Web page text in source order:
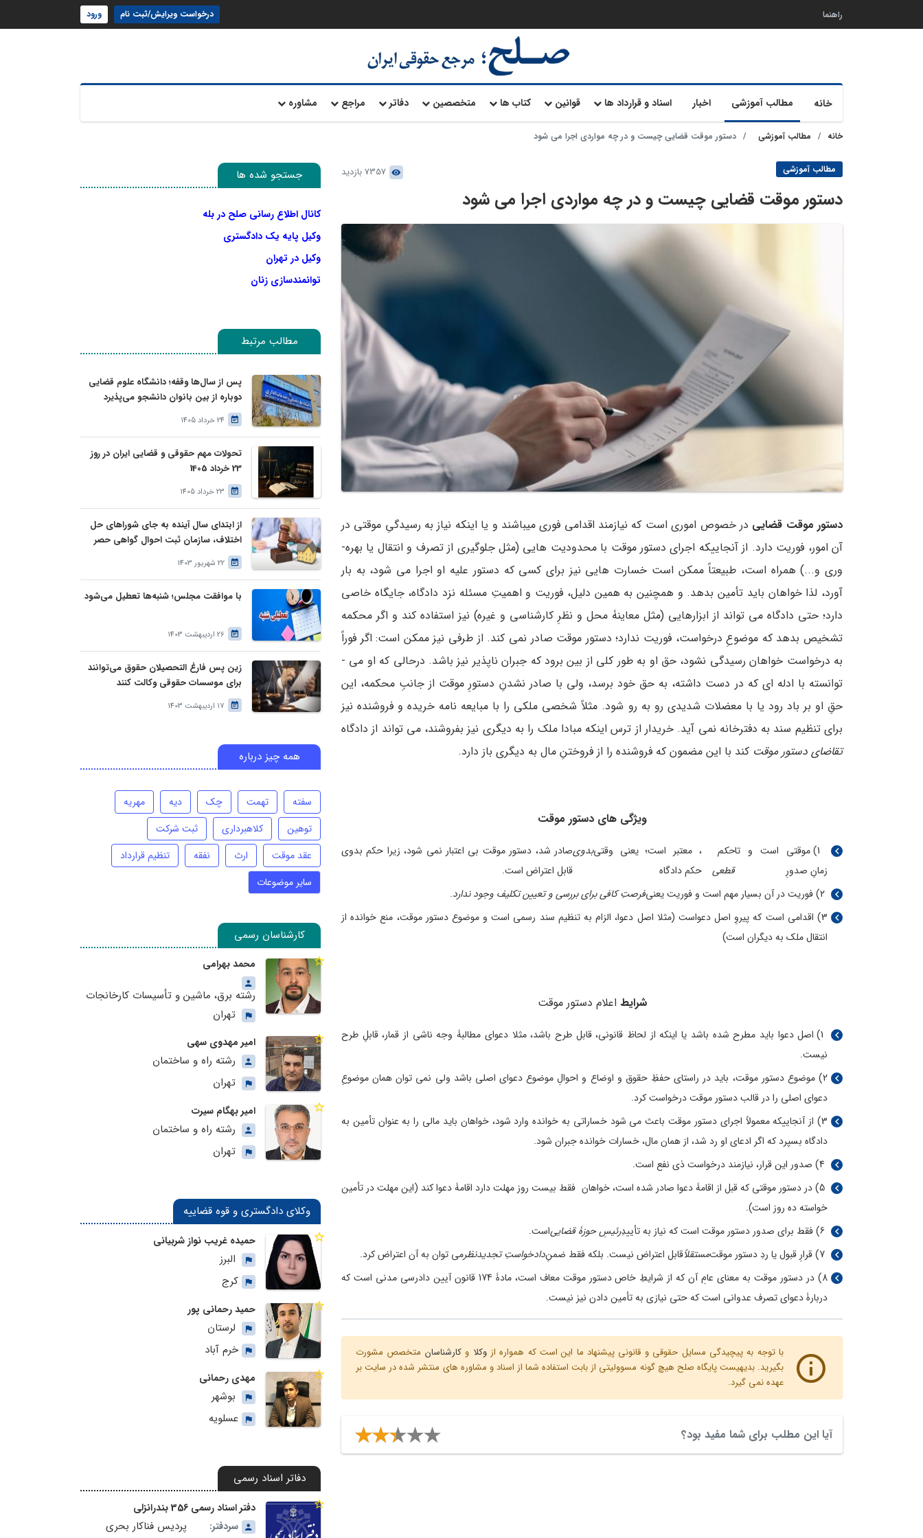
راهنما درخواست ویرایش/ثبت نام ورود
خانه مطالب آموزشی اخبار اسناد و قرارداد ها قوانین کتاب ها متخصصین دفاتر مراجع مشاوره
خانه مطالب آموزشی دستور موقت قضایی چیست و در چه مواردی اجرا می شود
مطالب آموزشی 7357 بازدید
دستور موقت قضایی چیست و در چه مواردی اجرا می شود
دستور موقت قضایی در خصوص اموری است که نیازمند اقدامی فوری میباشند و یا اینکه نیاز به رسیدگیِ موقتی در
آن امور، فوریت دارد. از آنجاییکه اجرای دستور موقت با محدودیت هایی (مثل جلوگیری از تصرف و انتقال یا بهره­
وری و...) همراه است، طبیعتاً ممکن است خسارت هایی نیز برای کسی که دستور علیه او اجرا می­ شود، به بار
آورد، لذا خواهان باید تأمین بدهد. و همچنین به همین دلیل، فوریت و اهمیتِ مسئله نزد دادگاه، جایگاه خاصی
دارد؛ حتی دادگاه می ­تواند از ابزارهایی (مثل معاینۀ محل و نظرِ کارشناسی و غیره) نیز استفاده کند و اگر محکمه
تشخیص بدهد که موضوعِ درخواست، فوریت ندارد؛ دستور موقت صادر نمی­ کند. از طرفی نیز ممکن است: اگر فوراً
به درخواست خواهان رسیدگی نشود، حق او به طور کلی از بین برود که جبران ناپذیر نیز باشد. درحالی که او می ­
توانسته با ادله­ ای که در دست داشته، به حق خود برسد، ولی با صادر نشدنِ دستورِ موقت از جانبِ محکمه، این
حقِ او بر باد رود یا با معضلات شدیدی رو به ­رو شود. مثلاً شخصی ملکی را با مبایعه ­نامه خریده و فروشنده نیز
برای تنظیم سند به دفترخانه نمی­ آید. خریدار از ترس اینکه مبادا ملک را به دیگری نیز بفروشند، می ­تواند از دادگاه
تقاضای دستور موقت کند با این مضمون که فروشنده را از فروختنِ مال به دیگری باز دارد.
ویژگی های دستور موقت
1) موقتی است و تا
زمانِ صدورِ
حکم
قطعی
، معتبر است؛ یعنی وقتی
حکم دادگاه
بدویصادر شد، دستور موقت بی اعتبار نمی ­شود، زیرا حکم بدوی
قابل اعتراض است.
فرصتِ کافی برای بررسی و تعیین تکلیف وجود ندارد.
3) اقدامی است که پیروِ اصل دعواست (مثلا اصل دعوا، الزام به تنظیم سند رسمی است و موضوع دستور موقت، منع خوانده از
انتقال ملک به دیگران است)
شرایط اعلام دستور موقت
1) اصل دعوا باید مطرح شده باشد یا اینکه از لحاظ قانونی، قابل طرح باشد، مثلا دعوای مطالبۀ وجه ناشی از قمار، قابلِ طرح
نیست.
2) موضوع دستور موقت، باید در راستای حفظِ حقوق و اوضاع و احوالِ موضوع دعوای اصلی باشد ولی نمی ­توان همان موضوعِ
دعوای اصلی را در قالب دستور موقت درخواست کرد.
3) از آنجاییکه معمولاً اجرای دستور موقت باعث می­ شود خساراتی به خوانده وارد شود، خواهان باید مالی را به عنوان تأمین به
دادگاه بسپرد که اگر ادعای او رد شد، از همان مال، خسارات خوانده جبران شود.
5) در دستور موقتی که قبل از اقامۀ دعوا صادر شده است، خواهان فقط بیست روز مهلت دارد اقامۀ دعوا کند (این مهلت در تأمین
خواسته ده روز است).
رئیسِ حوزۀ قضاییاست.
مستقلاًقابل اعتراض نیست. بلکه فقط ضمنِدادخواستِ تجدیدنظرمی­ توان به آن اعتراض کرد.
8) در دستور موقت به معنای عامِ آن که از شرایطِ خاص دستور موقت معاف است، مادۀ 174 قانون آیین دادرسی مدنی است که
دربارۀ دعوای تصرف عدوانی است که حتی نیازی به تأمین دادن نیز نیست.
با توجه به پیچیدگی مسایل حقوقی و قانونی پیشنهاد ما این است که همواره ازوکلا وکارشناسان متخصص مشورت
بگیرید. بدیهیست پایگاه صلح هیچ گونه مسوولیتی از بابت استفاده شما از اسناد و مشاوره های منتشر شده در سایت بر
عهده نمی گیرد.
آیا این مطلب برای شما مفید بود؟
جستجو شده ها
کانال اطلاع رسانی صلح در بله
وکیل پایه یک دادگستری
وکیل در تهران
توانمندسازی زنان
مطالب مرتبط
پس از سال‌ها وقفه؛ دانشگاه علوم قضایی
دوباره از بین بانوان دانشجو می‌پذیرد
24 خرداد 1405
تحولات مهم حقوقی و قضایی ایران در روز
23 خرداد 1405
23 خرداد 1405
از ابتدای سال آینده به جای شوراهای حل
اختلاف، سازمان ثبت احوال گواهی حصر
وراثت بدون نیاز به درخواست وراث صادر
خواهد کرد
22 شهریور 1403
با موافقت مجلس؛ شنبه‌ها تعطیل می‌شود
26 اردیبهشت 1403
زین پس فارغ التحصیلان حقوق می‌توانند
برای موسسات حقوقی وکالت کنند
17 اردیبهشت 1403
همه چیز درباره
سفته تهمت چک دیه
مهریه
توهین
کلاهبرداری
ثبت شرکت
عقد موقت
ارث نفقه
تنظیم قرارداد
سایر موضوعات
کارشناسان رسمی
محمد بهرامی
رشته برق، ماشین و تأسیسات کارخانجات
تهران
امیر مهدوی سهی
رشته راه و ساختمان
تهران
امیر بهگام سیرت
رشته راه و ساختمان
تهران
وکلای دادگستری و قوه قضاییه
حمیده غریب نواز شربیانی
البرز
کرج
حمید رحمانی پور
لرستان
خرم آباد
مهدی رحمانی
بوشهر
عسلویه
دفاتر اسناد رسمی
دفتر اسناد رسمی 356 بندرانزلی
سردفتر:
پردیس فناکار بحری